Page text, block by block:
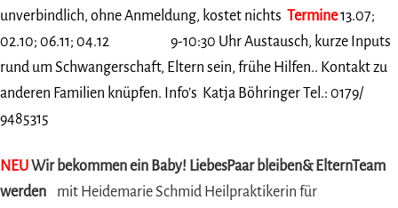
unverbindlich, ohne Anmeldung, kostet nichts Termine13.07;
02.10; 06.11; 04.12 9-10:30 Uhr Austausch, kurze Inputs
rund um Schwangerschaft, Eltern sein, frühe Hilfen.. Kontakt zu
anderen Familien knüpfen. Info’s Katja Böhringer Tel.: 0179/
9485315
NEUWir bekommen ein Baby! LiebesPaar bleiben& ElternTeam
werden
mit Heidemarie Schmid Heilpraktikerin für